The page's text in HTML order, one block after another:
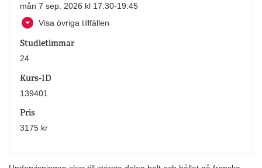
mån 7 sep. 2026 kl 17:30-19:45
Visa övriga tillfällen
Studietimmar
24
Kurs-ID
139401
Pris
3175 kr